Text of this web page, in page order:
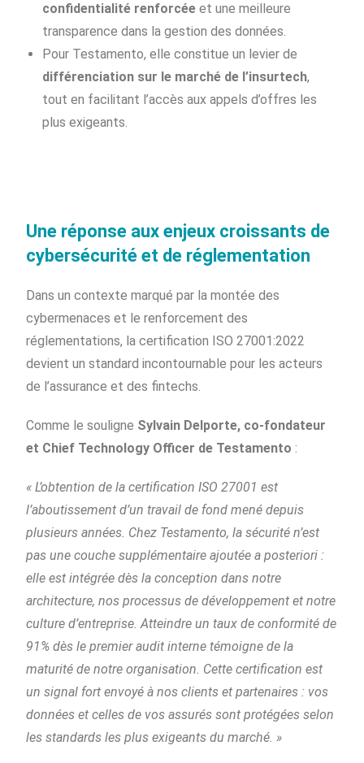
confidentialité renforcée et une meilleure
transparence dans la gestion des données.
Pour Testamento, elle constitue un levier de
différenciation sur le marché de l’insurtech,
tout en facilitant l’accès aux appels d’offres les
plus exigeants.
Une réponse aux enjeux croissants de
cybersécurité et de réglementation
Dans un contexte marqué par la montée des
cybermenaces et le renforcement des
réglementations, la certification ISO 27001:2022
devient un standard incontournable pour les acteurs
de l’assurance et des fintechs.
Comme le souligne Sylvain Delporte, co-fondateur
et Chief Technology Officer de Testamento :
« L’obtention de la certification ISO 27001 est
l’aboutissement d’un travail de fond mené depuis
plusieurs années. Chez Testamento, la sécurité n’est
pas une couche supplémentaire ajoutée a posteriori :
elle est intégrée dès la conception dans notre
architecture, nos processus de développement et notre
culture d’entreprise. Atteindre un taux de conformité de
91% dès le premier audit interne témoigne de la
maturité de notre organisation. Cette certification est
un signal fort envoyé à nos clients et partenaires : vos
données et celles de vos assurés sont protégées selon
les standards les plus exigeants du marché. »